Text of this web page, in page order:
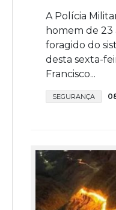
A Polícia
homem de 23
foragido do
desta sexta-
Francisco...
SEGURANÇA